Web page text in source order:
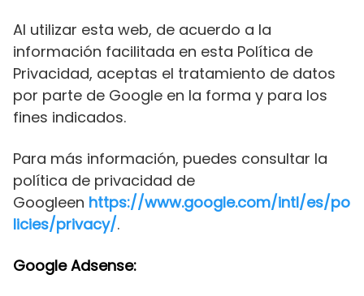
Al utilizar esta web, de acuerdo a la
información facilitada en esta Política de
Privacidad, aceptas el tratamiento de datos
por parte de Google en la forma y para los
fines indicados.
Para más información, puedes consultar la
política de privacidad de
Googleen https://www.google.com/intl/es/po
licies/privacy/.
Google Adsense: